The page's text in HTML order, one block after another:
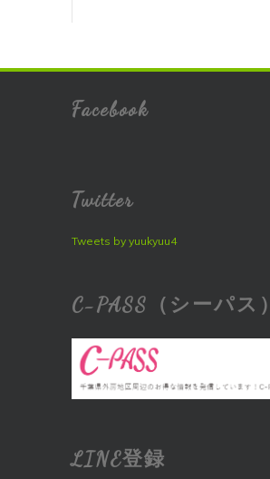
Facebook
Twitter
Tweets by yuukyuu4
C-PASS（シーパス）
LINE登録